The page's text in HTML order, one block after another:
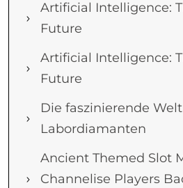
Artificial Intelligence:
Future
Artificial Intelligence:
Future
Die faszinierende
Labordiamanten
Ancient Themed Slot
Channelise Players